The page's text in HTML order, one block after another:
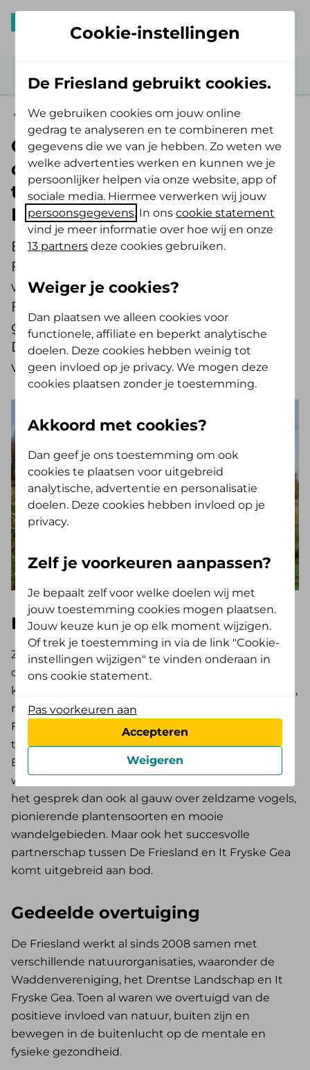
Vitaal leven
Groen en gezondheid: het
duurzame partnerschap
tussen De Friesland en It
Fryske Gea
Buiten zijn is goed voor je. Daar is De
Friesland van overtuigd. Daarom werken
we al vijftien jaar intensief samen met It
Fryske Gea. Een mooi moment voor een
gesprek tussen Cid Berger, directeur van
De Friesland, en Henk De Vries, directeur
van It Fryske Gea.
Natuurliefhebbers en partners
Ze ontmoeten elkaar in Earnewâld. Niet alleen
omdat het dorp zich ongeveer te midden van de
kantoren van De Friesland en It Fryske Gea bevindt,
maar vooral omdat het in Nationaal Park De Alde
Feanen ligt: een perfecte ontmoetingsplaats voor
twee natuurliefhebbers. Want dat zijn ze, Cid
Berger en Henk de Vries. Tijdens de korte
wandeling door de natuur rondom Earnewâld gaat
het gesprek dan ook al gauw over zeldzame vogels,
pionierende plantensoorten en mooie
wandelgebieden. Maar ook het succesvolle
partnerschap tussen De Friesland en It Fryske Gea
komt uitgebreid aan bod.
Gedeelde overtuiging
De Friesland werkt al sinds 2008 samen met
verschillende natuurorganisaties, waaronder de
Waddenvereniging, het Drentse Landschap en It
Fryske Gea. Toen al waren we overtuigd van de
positieve invloed van natuur, buiten zijn en
bewegen in de buitenlucht op de mentale en
fysieke gezondheid.
Cookie-instellingen
De Friesland gebruikt cookies.
We gebruiken cookies om jouw online
gedrag te analyseren en te combineren met
gegevens die we van je hebben. Zo weten we
welke advertenties werken en kunnen we je
persoonlijker helpen via onze website, app of
sociale media. Hiermee verwerken wij jouw
persoonsgegevens. In onscookie statement
vind je meer informatie over hoe wij en onze
13 partners deze cookies gebruiken.
Weiger je cookies?
Dan plaatsen we alleen cookies voor
functionele, affiliate en beperkt analytische
doelen. Deze cookies hebben weinig tot
geen invloed op je privacy. We mogen deze
cookies plaatsen zonder je toestemming.
Akkoord met cookies?
Dan geef je ons toestemming om ook
cookies te plaatsen voor uitgebreid
analytische, advertentie en personalisatie
doelen. Deze cookies hebben invloed op je
privacy.
Zelf je voorkeuren aanpassen?
Je bepaalt zelf voor welke doelen wij met
jouw toestemming cookies mogen plaatsen.
Jouw keuze kun je op elk moment wijzigen.
Of trek je toestemming in via de link "Cookie-
instellingen wijzigen" te vinden onderaan in
ons cookie statement.
Pas voorkeuren aan
Accepteren
Weigeren